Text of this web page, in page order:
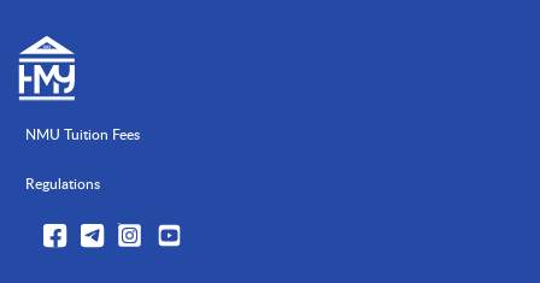
NMU Tuition Fees
Regulations